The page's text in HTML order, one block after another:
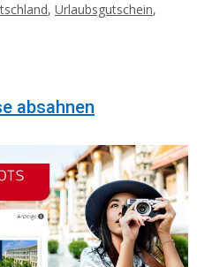
, Urlaubsgutschein,
absahnen